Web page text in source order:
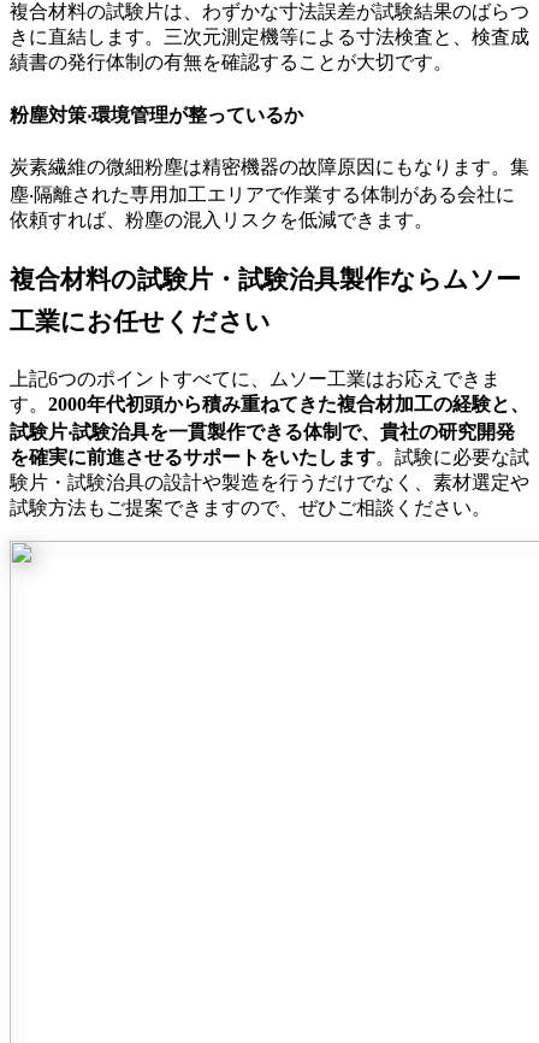
複合材料の試験片は、わずかな寸法誤差が試験結果のばらつ
きに直結します。三次元測定機等による寸法検査と、検査成
績書の発行体制の有無を確認することが大切です。
粉塵対策‧環境管理が整っているか
炭素繊維の微細粉塵は精密機器の故障原因にもなります。集
塵‧隔離された専用加工エリアで作業する体制がある会社に
依頼すれば、粉塵の混入リスクを低減できます。
複合材料の試験片・試験治具製作ならムソー
工業にお任せください
上記6つのポイントすべてに、ムソー工業はお応えできま
す。 2000年代初頭から積み重ねてきた複合材加工の経験と、
試験片‧試験治具を一貫製作できる体制で、貴社の研究開発
を確実に前進させるサポートをいたします。試験に必要な試
験片・試験治具の設計や製造を行うだけでなく、素材選定や
試験方法もご提案できますので、ぜひご相談ください。